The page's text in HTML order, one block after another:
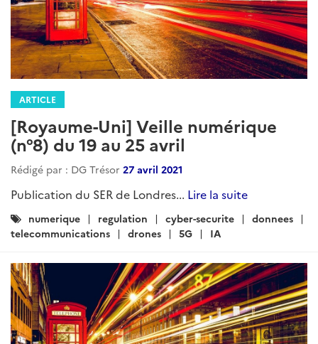
ARTICLE
[Royaume-Uni] Veille numérique
(n°8) du 19 au 25 avril
Rédigé par : DG Trésor 27 avril 2021
Publication du SER de Londres... Lire la suite
Catégories
:
numerique regulation cyber-securite
donnees
telecommunications
drones 5G IA